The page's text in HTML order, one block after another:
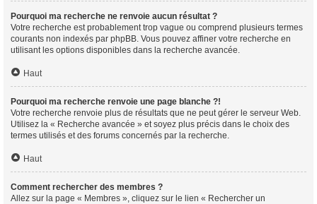
Pourquoi ma recherche ne renvoie aucun résultat ?
Votre recherche est probablement trop vague ou comprend plusieurs termes
courants non indexés par phpBB. Vous pouvez affiner votre recherche en
utilisant les options disponibles dans la recherche avancée.
Haut
Pourquoi ma recherche renvoie une page blanche ?!
Votre recherche renvoie plus de résultats que ne peut gérer le serveur Web.
Utilisez la « Recherche avancée » et soyez plus précis dans le choix des
termes utilisés et des forums concernés par la recherche.
Haut
Comment rechercher des membres ?
Allez sur la page « Membres », cliquez sur le lien « Rechercher un